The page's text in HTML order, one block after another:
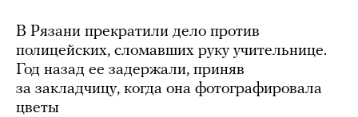
В Рязани прекратили дело против
полицейских, сломавших руку учительнице.
Год назад ее задержали, приняв
за закладчицу, когда она фотографировала
цветы